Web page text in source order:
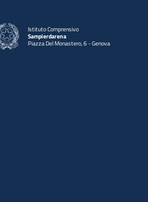
Istituto Comprensivo
Sampierdarena
Piazza Del Monastero, 6 - Genova